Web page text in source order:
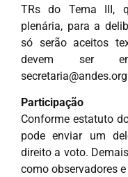
TRs do Tema III,
plenária, para a
só serão aceitos
devem ser
Participação
Conforme estatuto
pode enviar um
direito a voto.
como observadores